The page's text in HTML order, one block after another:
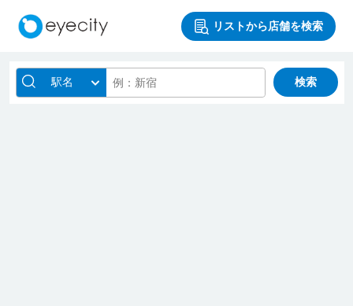
リストから店舗を検索
駅名 検索